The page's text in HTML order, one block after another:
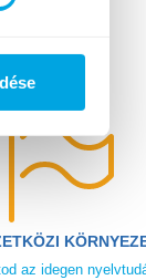
az idegen